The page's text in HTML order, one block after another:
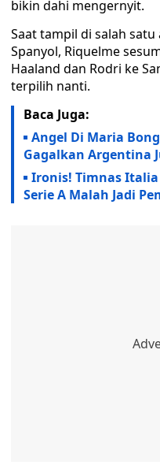
bikin dahi mengernyit.
Saat tampil di salah
Spanyol, Riquelme
Haaland dan Rodri ke
terpilih nanti.
Baca Juga:
Angel Di Maria
Gagalkan Argentina
Ironis! Timnas Italia
Serie A Malah Jadi